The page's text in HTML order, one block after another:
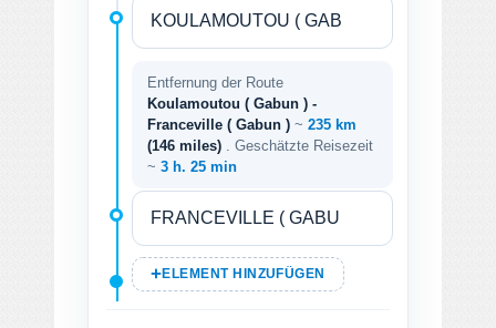
Entfernung der Route
Koulamoutou ( Gabun ) -
Franceville ( Gabun ) ~ 235 km
(146 miles)
. Geschätzte Reisezeit
~ 3 h. 25 min
ELEMENT HINZUFÜGEN